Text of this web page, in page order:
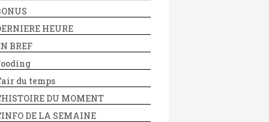
HEURE
BREF
du temps
DU MOMENT
DE LA SEMAINE